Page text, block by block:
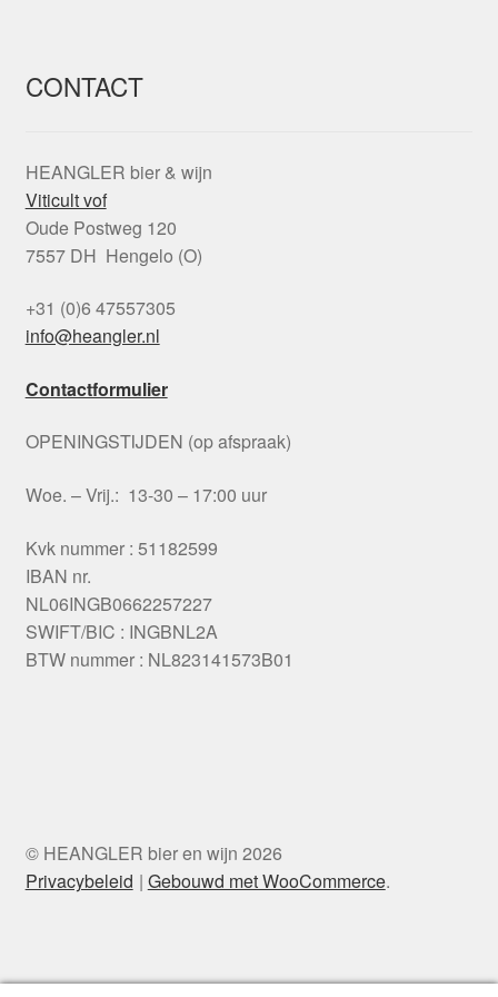
CONTACT
HEANGLER bier & wijn
Viticult vof
Oude Postweg 120
7557 DH Hengelo (O)
+31 (0)6 47557305
info@heangler.nl
Contactformulier
OPENINGSTIJDEN (op afspraak)
Woe. – Vrij.: 13-30 – 17:00 uur
Kvk nummer : 51182599
IBAN nr.
NL06INGB0662257227
SWIFT/BIC : INGBNL2A
BTW nummer : NL823141573B01
© HEANGLER bier en wijn 2026
Privacybeleid
Gebouwd met WooCommerce.